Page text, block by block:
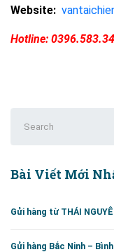
Website:
Hotline:
for:
Bài Viết Mới
Gửi hàng từ THÁI
Gửi hàng Bắc Ninh –